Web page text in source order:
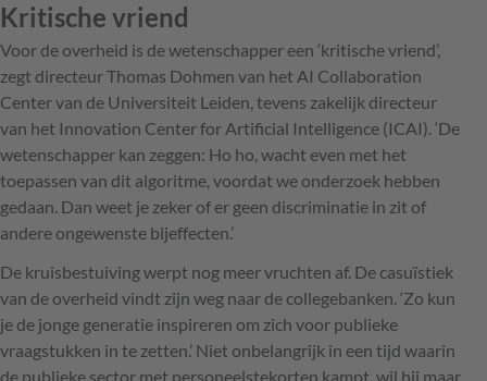
Kritische vriend
Voor de overheid is de wetenschapper een ‘kritische vriend’,
zegt directeur Thomas Dohmen van het AI Collaboration
Center van de Universiteit Leiden, tevens zakelijk directeur
van het Innovation Center for Artificial Intelligence (ICAI). ‘De
wetenschapper kan zeggen: Ho ho, wacht even met het
toepassen van dit algoritme, voordat we onderzoek hebben
gedaan. Dan weet je zeker of er geen discriminatie in zit of
andere ongewenste bijeffecten.’
De kruisbestuiving werpt nog meer vruchten af. De casuïstiek
van de overheid vindt zijn weg naar de collegebanken. ‘Zo kun
je de jonge generatie inspireren om zich voor publieke
vraagstukken in te zetten.’ Niet onbelangrijk in een tijd waarin
de publieke sector met personeelstekorten kampt, wil hij maar